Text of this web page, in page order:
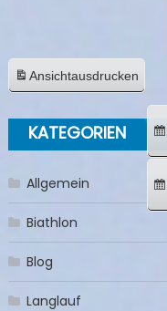
Ansichtausdrucken
KATEGORIEN
Allgemein
Biathlon
Blog
Langlauf